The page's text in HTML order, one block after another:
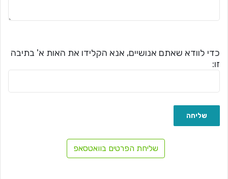
כדי לוודא שאתם אנושיים, אנא הקלידו את האות א' בתיבה
זו:
שליחת הפרטים בוואטסאפ